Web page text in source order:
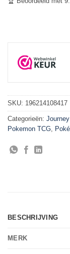
SKU: 196214108417
Categorieën:
Pokemon TCG,
BESCHRIJVING
MERK